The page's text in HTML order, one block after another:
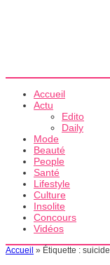
Accueil
Actu
Edito
Daily
Mode
Beauté
People
Santé
Lifestyle
Culture
Insolite
Concours
Vidéos
Accueil » Étiquette : suicide